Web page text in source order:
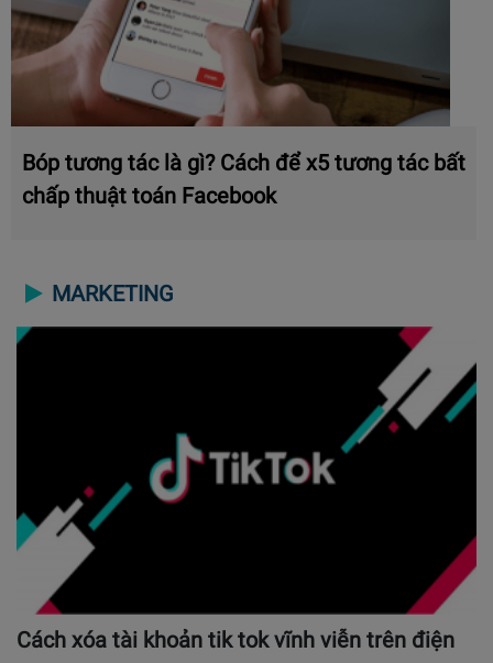
Bóp tương tác là gì? Cách để x5 tương tác bất
chấp thuật toán Facebook
MARKETING
Cách xóa tài khoản tik tok vĩnh viễn trên điện